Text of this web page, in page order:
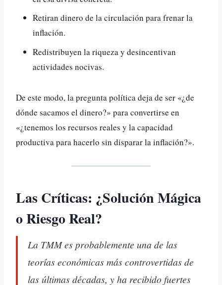
Retiran dinero de la circulación para frenar la
inflación.
Redistribuyen la riqueza y desincentivan
actividades nocivas.
De este modo, la pregunta política deja de ser «¿de
dónde sacamos el dinero?» para convertirse en
«¿tenemos los recursos reales y la capacidad
productiva para hacerlo sin disparar la inflación?».
Las Críticas: ¿Solución Mágica
o Riesgo Real?
La TMM es probablemente una de las
teorías económicas más controvertidas de
las últimas décadas, y ha recibido fuertes